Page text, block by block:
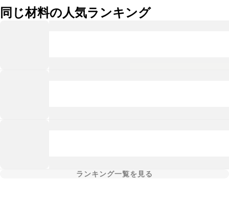
同じ材料の人気ランキング
ランキング一覧を見る